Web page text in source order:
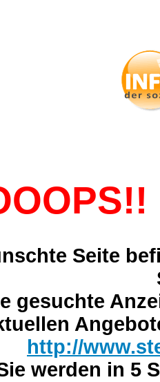
Seite
gesuchte
http://
werden in 5